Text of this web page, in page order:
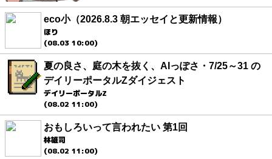
eco小（2026.8.3 朝エッセイと更新情報）
ほり
(08.03 10:00)
夏の良さ、庭の木を抜く、AIっぽさ・7/25～31 の
デイリーポータルZダイジェスト
デイリーポータルZ
(08.02 11:00)
おもしろいって言われたい 第1回
林雄司
(08.02 11:00)